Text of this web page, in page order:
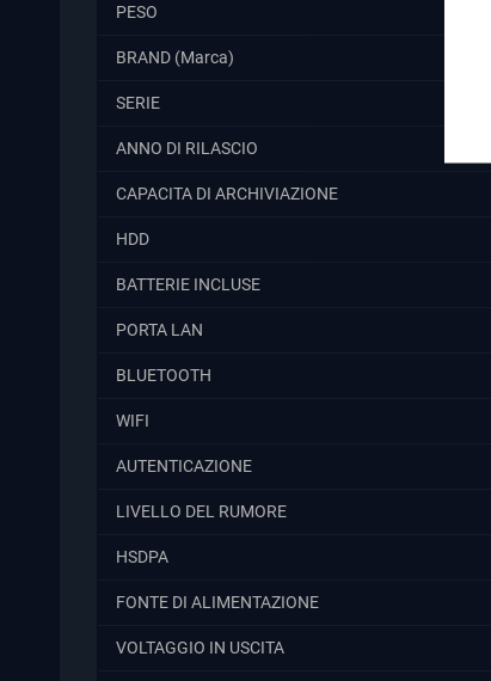
PESO
BRAND (Marca)
SERIE
ANNO DI RILASCIO
CAPACITA DI ARCHIVIAZIONE
HDD
BATTERIE INCLUSE
PORTA LAN
BLUETOOTH
WIFI
AUTENTICAZIONE
LIVELLO DEL RUMORE
HSDPA
FONTE DI ALIMENTAZIONE
VOLTAGGIO IN USCITA